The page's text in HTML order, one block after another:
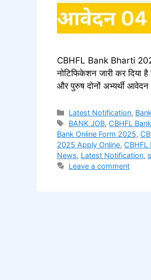
CBHFL Bank Bharti
नोटिफिकेशन जारी कर दिया
और पुरुष दोनों अभ्यर्थी
Categories
Latest Notification,
Tags
BANK JOB, CBHFL
Bank Online Form 2025,
2025 Apply Online, CBHFL
News, Latest Notification,
Leave a comment